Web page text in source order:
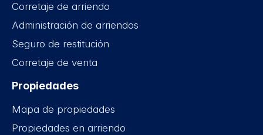
Corretaje de arriendo
Administración de arriendos
Seguro de restitución
Corretaje de venta
Propiedades
Mapa de propiedades
Propiedades en arriendo